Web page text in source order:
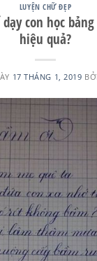
LUYỆN CHỮ ĐẸP
con học
hiệu quả?
17 THÁNG 1, 2019